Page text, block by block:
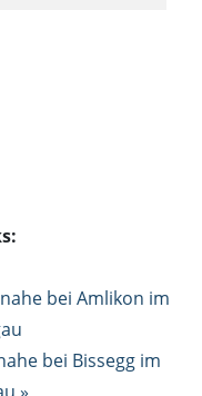
bei Amlikon im
bei Bissegg im